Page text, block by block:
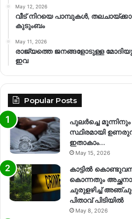
May 12, 2026
വീട് നിറയെ പാമ്പുകൾ,
കുടുംബം
May 11, 2026
രാജ്യത്തെ ജനങ്ങളോടുള്ള
ഇവ
Popular Posts
പുലർച്ചെ
സ്ഥിരമായി
ഇതാകാം…
May 15, 2026
കാട്ടിൽ
കൊന്നതും
ചുരുളഴിച്ച്
പിതാവ് പിടിയിൽ
May 8, 2026